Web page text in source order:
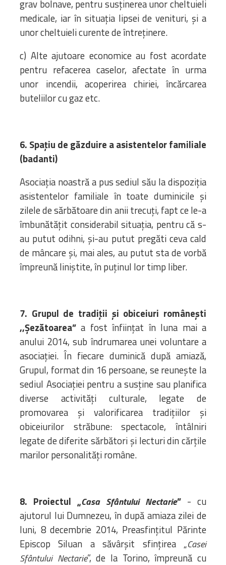
grav bolnave, pentru susținerea unor cheltuieli
medicale, iar în situația lipsei de venituri, și a
unor cheltuieli curente de întreținere.
c) Alte ajutoare economice au fost acordate
pentru refacerea caselor, afectate în urma
unor incendii, acoperirea chiriei, încărcarea
buteliilor cu gaz etc.
6. Spațiu de găzduire a asistentelor familiale
(badanti)
Asociația noastră a pus sediul său la dispoziția
asistentelor familiale în toate duminicile și
zilele de sărbătoare din anii trecuți, fapt ce le-a
îmbunătățit considerabil situația, pentru că s-
au putut odihni, și-au putut pregăti ceva cald
de mâncare și, mai ales, au putut sta de vorbă
împreună liniștite, în puținul lor timp liber.
7. Grupul de tradiții și obiceiuri românești
,,Șezătoarea”a fost înființat în luna mai a
anului 2014, sub îndrumarea unei voluntare a
asociației. În fiecare duminică după amiază,
Grupul, format din 16 persoane, se reunește la
sediul Asociației pentru a susține sau planifica
diverse activități culturale, legate de
promovarea și valorificarea tradițiilor și
obiceiurilor străbune: spectacole, întâlniri
legate de diferite sărbători și lecturi din cărțile
marilor personalități române.
8. Proiectul „Casa Sfântului Nectarie” - cu
ajutorul lui Dumnezeu, în după amiaza zilei de
luni, 8 decembrie 2014, Preasfințitul Părinte
Episcop Siluan a săvârșit sfințirea „Casei
Sfântului Nectarie”, de la Torino, împreună cu